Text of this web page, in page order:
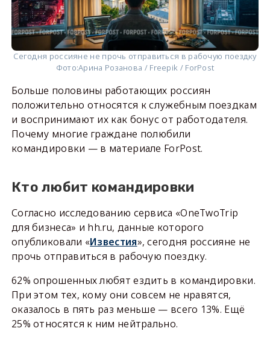
Сегодня россияне не прочь отправиться в рабочую поездку
Фото:Арина Розанова / Freepik / ForPost
Больше половины работающих россиян
положительно относятся к служебным поездкам
и воспринимают их как бонус от работодателя.
Почему многие граждане полюбили
командировки — в материале ForPost.
Кто любит командировки
Согласно исследованию сервиса «OneTwoTrip
для бизнеса» и hh.ru, данные которого
опубликовали «Известия», сегодня россияне не
прочь отправиться в рабочую поездку.
62% опрошенных любят ездить в командировки.
При этом тех, кому они совсем не нравятся,
оказалось в пять раз меньше — всего 13%. Ещё
25% относятся к ним нейтрально.